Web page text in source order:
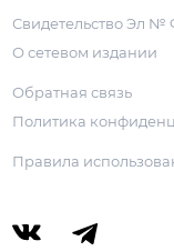
Свидетельство Эл №
О сетевом издании
Обратная связь
Политика
Правила